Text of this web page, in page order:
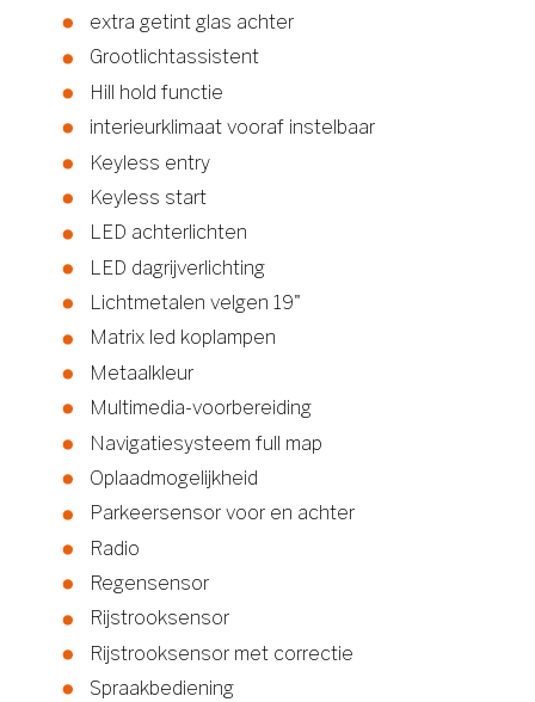
extra getint glas achter
Grootlichtassistent
Hill hold functie
interieurklimaat vooraf instelbaar
Keyless entry
Keyless start
LED achterlichten
LED dagrijverlichting
Lichtmetalen velgen 19"
Matrix led koplampen
Metaalkleur
Multimedia-voorbereiding
Navigatiesysteem full map
Oplaadmogelijkheid
Parkeersensor voor en achter
Radio
Regensensor
Rijstrooksensor
Rijstrooksensor met correctie
Spraakbediening